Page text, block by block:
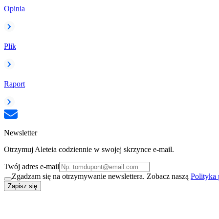
Opinia
Plik
Raport
Newsletter
Otrzymuj Aleteia codziennie w swojej skrzynce e-mail.
Twój adres e-mail
Zgadzam się na otrzymywanie newslettera. Zobacz naszą Polityka
Zapisz się